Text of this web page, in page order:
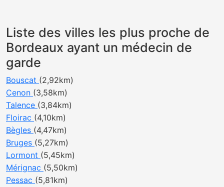
Liste des villes les plus proche de
Bordeaux ayant un médecin de
garde
Bouscat (2,92km)
Cenon (3,58km)
Talence (3,84km)
Floirac (4,10km)
Bègles (4,47km)
Bruges (5,27km)
Lormont (5,45km)
Mérignac (5,50km)
Pessac (5,81km)